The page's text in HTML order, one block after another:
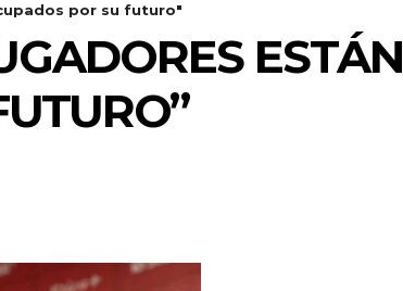
por su futuro"
ESTÁN